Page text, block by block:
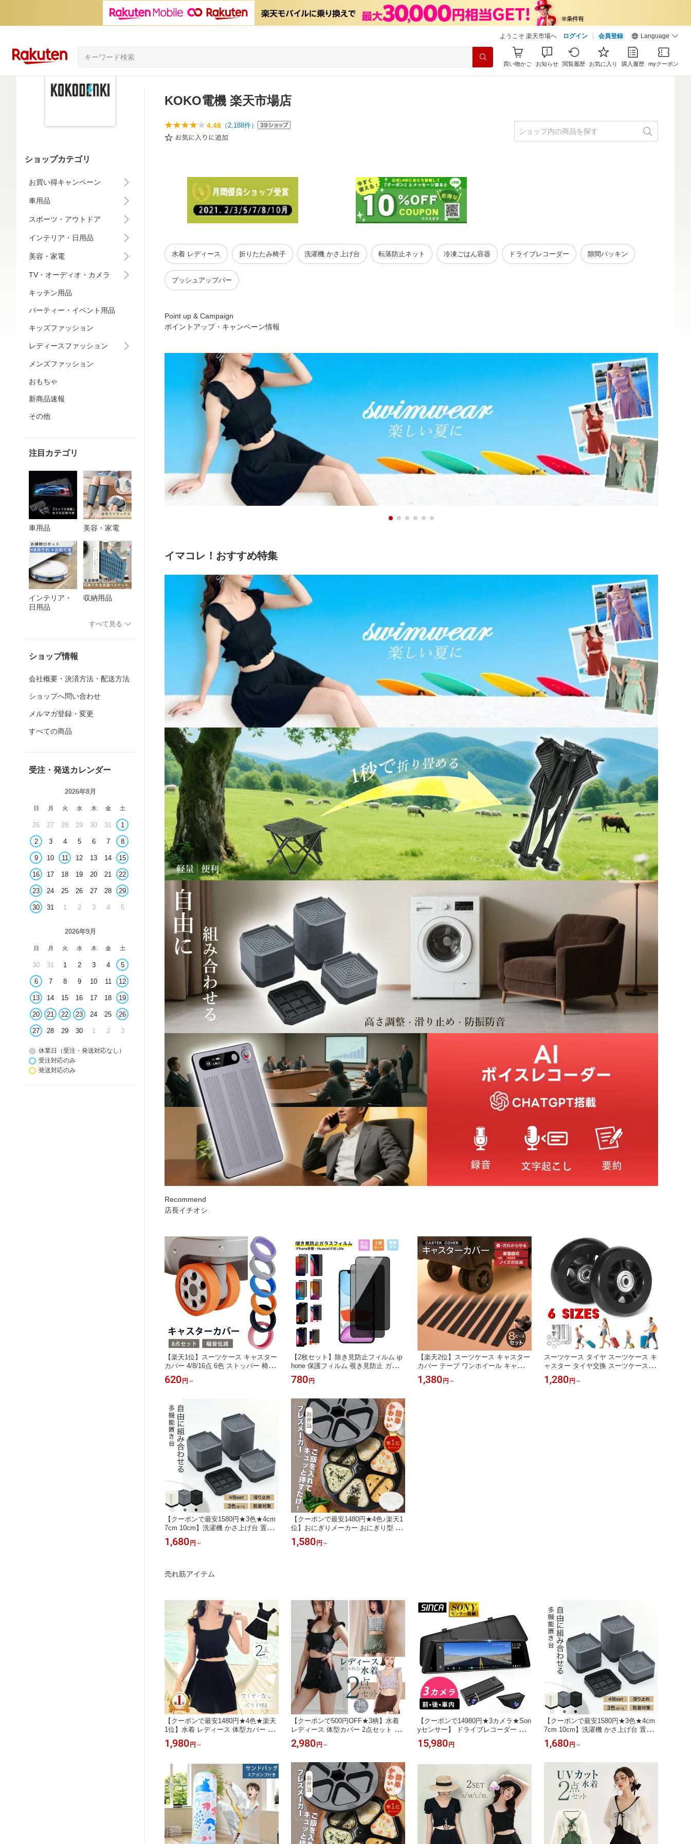
ようこそ 楽天市場へ ログイン 会員登録 Language
買い物かご お知らせ 閲覧履歴 お気に入り 購入履歴 myクーポン
ショップカテゴリ
お買い得キャンペーン
車用品
スポーツ・アウトドア
インテリア・日用品
美容・家電
TV・オーディオ・カメラ
キッチン用品
パーティー・イベント用品
キッズファッション
レディースファッション
メンズファッション
おもちゃ
新商品速報
その他
注目カテゴリ
車用品 美容・家電
インテリア・
日用品
収納用品
すべて見る
ショップ情報
会社概要・決済方法・配送方法
ショップへ問い合わせ
メルマガ登録・変更
すべての商品
受注・発送カレンダー
2026年8月
日 月 火 水 木 金 土
26 27 28 29 30 31 1
2 3 4 5 6 7 8
9 10 11 12 13 14 15
16 17 18 19 20 21 22
23 24 25 26 27 28 29
30 31 1 2 3 4 5
2026年9月
日 月 火 水 木 金 土
30 31 1 2 3 4 5
6 7 8 9 10 11 12
13 14 15 16 17 18 19
20 21 22 23 24 25 26
27 28 29 30 1 2 3
休業日（受注・発送対応なし）
受注対応のみ
発送対応のみ
KOKO電機 楽天市場店
4.48 （2,188件）
水着 レディース 折りたたみ椅子 洗濯機 かさ上げ台 転落防止ネット 冷凍ごはん容器 ドライブレコーダー 隙間パッキン
プッシュアップバー
Point up & Campaign
ポイントアップ・キャンペーン情報
イマコレ！おすすめ特集
Recommend
店長イチオシ
【楽天1位】スーツケース キャスター
カバー 4/8/16点 6色 ストッパー 椅子
脚カバー キャスターストッパー ベッ
ド 傷防止 固定 椅子足キャップ キャ
がり防止 荷物保護 騒音低減
620 円 ～
【2枚セット】除き見防止フィルム ip
hone 保護フィルム 覗き見防止 ガラス
フィルム iphone xr 強化ガラスフィル
ム 覗き防止 液晶保護 ブルーライトカ
11 Pro iPhone 8 iPhone XR x xs Max
アイフォン 8/7/7 Plus 対応 指紋防止
飛散防止
780 円
【楽天2位】スーツケース キャスター
カバー テープ ワンホイール キャスタ
ーカバー 取れにくい キャスター 保護
テープ スーツケース 輪カバー キャス
1,380 円 ～
スーツケース タイヤ スーツケース キ
ャスター タイヤ交換 スーツケース キ
ャリーバッグキャスター 交換 修理 ス
ーツケースキャスター キャリーケー
1,280 円 ～
【クーポンで最安1580円★3色★4cm
7cm 10cm】洗濯機 かさ上げ台 置き
台 キャスター 洗濯機 台 防水パン 4個
セット 洗濯機 かさ上げ 台 かさあげ
ビ台 ソファー 滑り止め 防振 1段 2段
1,680 円 ～
【クーポンで最安1480円★4色♪楽天1
位】おにぎりメーカー おにぎり型 大
きめ おにぎり 型 おむすび型 三角 お
にぎり 型抜き おにぎり ケース 6個 押
1,580 円 ～
売れ筋アイテム
【クーポンで最安1480円★4色★楽天
1位】水着 レディース 体型カバー 水
着 レディース セット セパレート タ
ンキニ 可愛い フリル 小胸 水着 タン
い水着 みずぎ 学生 大人 水泳 みずぎ
レディース水着 おしゃれ 中学生 高校
生 娘 サウナ
1,980 円 ～
【クーポンで500円OFF★3柄】水着
レディース 体型カバー 2点セット タ
ンキニ 水着 レディース 水着 中学生
高校生 大学生 女子 おしゃれ 可愛い
ート かわいい フリル 小胸 娘 露出控
えめ みずぎ 韓国 海 プール 温泉 修学
旅行 送料無料
2,980 円 ～
【クーポンで14980円★3カメラ★Son
yセンサー】 ドライブレコーダー ミ
ラー型 SONYセンサー ドライブレコ
ーダー 前後 分離型 同時録画 カメラ
1080HD 全方位記録 衝撃録画 GPS追
跡 ドラレコ ミラー SDカード付 9.88
インチ液晶
15,980 円
【クーポンで最安1580円★3色★4cm
7cm 10cm】洗濯機 かさ上げ台 置き
台 キャスター 洗濯機 台 防水パン 4個
セット 洗濯機 かさ上げ 台 かさあげ
足上げ台 底上げ 防音 ドラム式 テレ
ビ台 ソファー 滑り止め 防振 1段 2段
1,680 円 ～